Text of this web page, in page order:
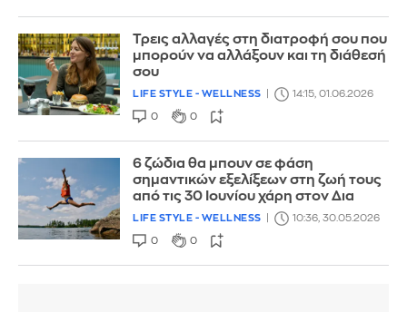
Τρεις αλλαγές στη διατροφή σου που
μπορούν να αλλάξουν και τη διάθεσή
σου
LIFE STYLE - WELLNESS 14:15, 01.06.2026
0 0
6 ζώδια θα μπουν σε φάση
σημαντικών εξελίξεων στη ζωή τους
από τις 30 Ιουνίου χάρη στον Δια
LIFE STYLE - WELLNESS 10:36, 30.05.2026
0 0